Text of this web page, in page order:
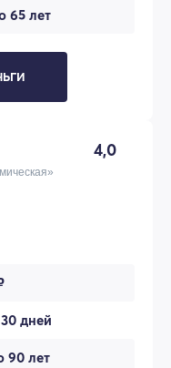
65 лет
4,0
дней
90 лет